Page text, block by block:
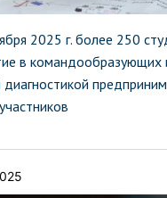
2025 г. более 250
в командообразующих